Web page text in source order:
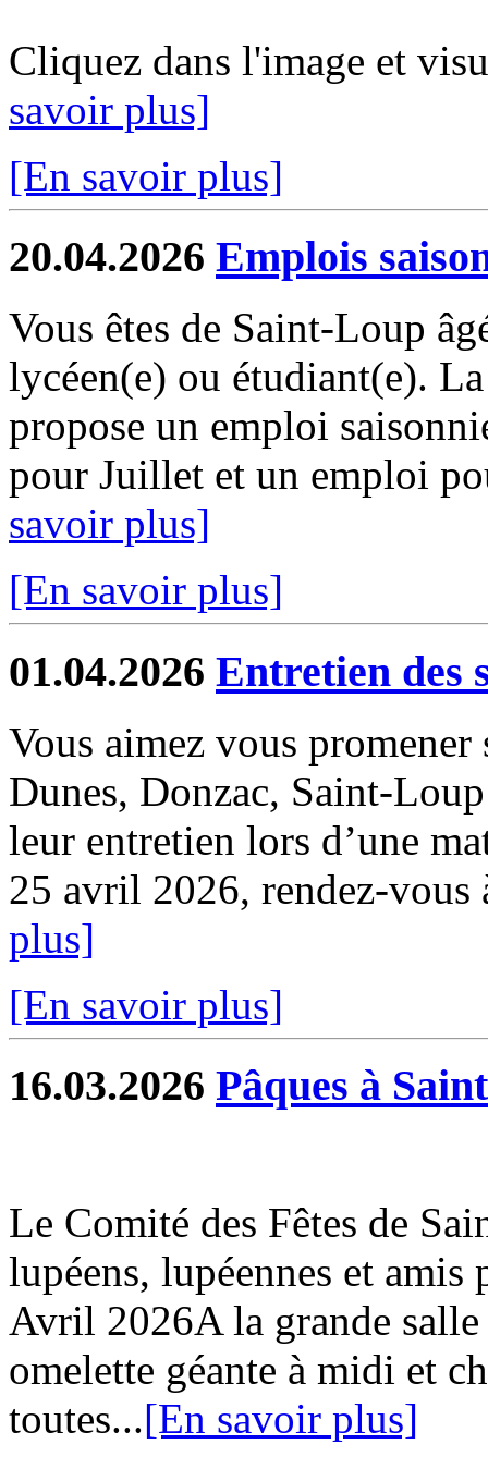
Cliquez dans l'image et
savoir plus]
[En savoir plus]
20.04.2026 Emplois
Vous êtes de Saint-Loup
lycéen(e) ou étudiant(e).
propose un emploi
pour Juillet et un emploi
savoir plus]
[En savoir plus]
01.04.2026 Entretien des
Vous aimez vous
Dunes, Donzac, Saint-
leur entretien lors d’une
25 avril 2026, rendez-vous
plus]
[En savoir plus]
16.03.2026 Pâques à
Le Comité des Fêtes de
lupéens, lupéennes et
Avril 2026A la grande
omelette géante à midi et
toutes...[En savoir plus]